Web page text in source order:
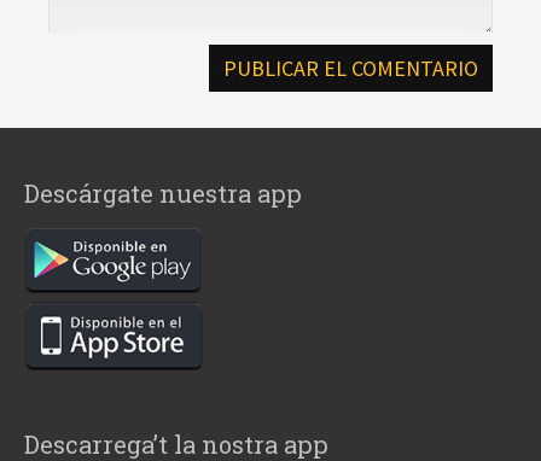
Descárgate nuestra app
Descarrega’t la nostra app